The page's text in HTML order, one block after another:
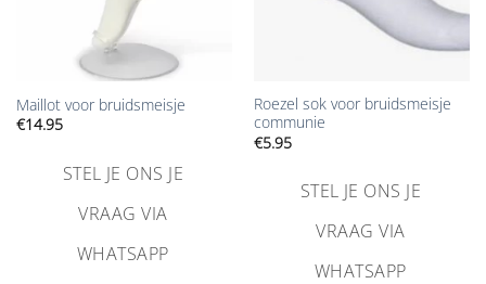
Maillot voor bruidsmeisje
€14.95
STEL JE ONS JE
VRAAG VIA
WHATSAPP
Roezel sok voor bruidsmeisje
communie
€5.95
STEL JE ONS JE
VRAAG VIA
WHATSAPP